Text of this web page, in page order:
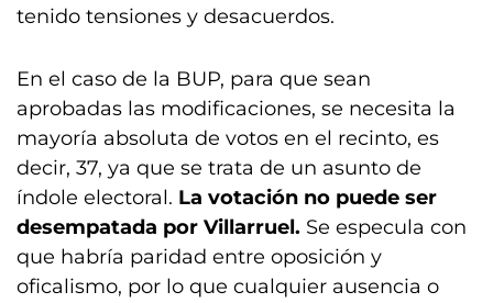
tenido tensiones y desacuerdos.
En el caso de la BUP, para que sean
aprobadas las modificaciones, se necesita la
mayoría absoluta de votos en el recinto, es
decir, 37, ya que se trata de un asunto de
índole electoral. La votación no puede ser
desempatada por Villarruel. Se especula con
que habría paridad entre oposición y
oficalismo, por lo que cualquier ausencia o